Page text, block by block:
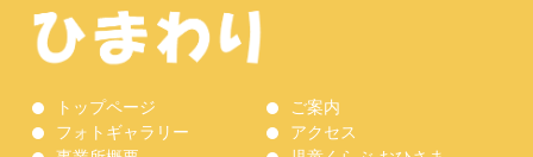
トップページ
フォトギャラリー
ご案内
アクセス